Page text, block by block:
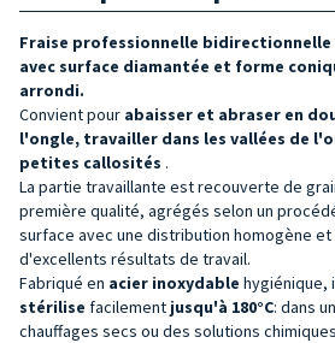
Fraise professionnelle bidirectionnelle
avec surface diamantée et forme
arrondi.
Convient pour abaisser et abraser en
l'ongle, travailler dans les vallées de
petites callosités .
La partie travaillante est recouverte de
première qualité, agrégés selon un
surface avec une distribution homogène
d'excellents résultats de travail.
Fabriqué en acier inoxydable hygiénique,
stérilise facilement jusqu'à 180°C: dans
chauffages secs ou des solutions